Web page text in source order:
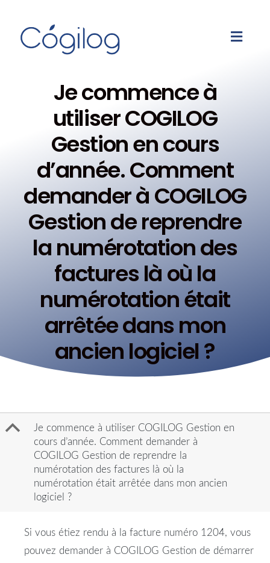
Je commence à
utiliser COGILOG
Gestion en cours
d’année. Comment
demander à COGILOG
Gestion de reprendre
la numérotation des
factures là où la
numérotation était
arrêtée dans mon
ancien logiciel ?
B
Je commence à utiliser COGILOG Gestion en
cours d’année. Comment demander à
COGILOG Gestion de reprendre la
numérotation des factures là où la
numérotation était arrêtée dans mon ancien
logiciel ?
Si vous étiez rendu à la facture numéro 1204, vous
pouvez demander à COGILOG Gestion de démarrer